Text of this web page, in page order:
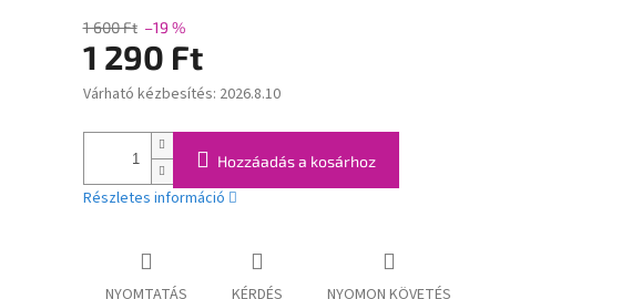
1 600 Ft –19 %
1 290 Ft
Egységár:
Várható kézbesítés: 2026.8.10
Hozzáadás a kosárhoz
Részletes információ